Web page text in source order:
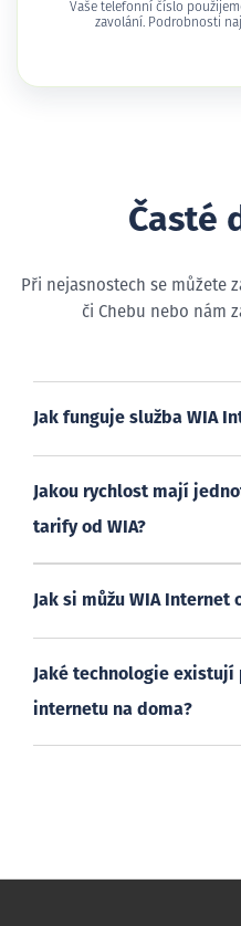
Vaše telefonní číslo
zavolání. Podrobnosti
Časté
Při nejasnostech se můžete
či Chebu nebo nám
Jak funguje služba WIA
Jakou rychlost mají
tarify od WIA?
Jak si můžu WIA Internet
Jaké technologie
internetu na doma?